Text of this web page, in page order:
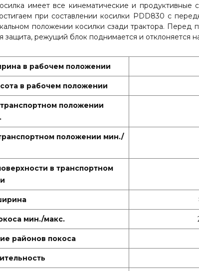
имеет все кинематические и
при составлении косилки PDD830 с
положении косилки сзади трактора.
защита, режущий блок поднимается и отклоняется
в рабочем положении
в рабочем положении
положении
положении мин./
в транспортном
мин./макс.
районов покоса